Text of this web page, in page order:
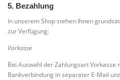
5. Bezahlung
In unserem Shop stehen Ihnen
zur Verfügung:
Vorkasse
Bei Auswahl der Zahlungsart Vorkasse
Bankverbindung in separater E-Mail